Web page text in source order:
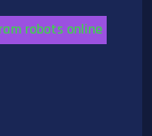
robots online